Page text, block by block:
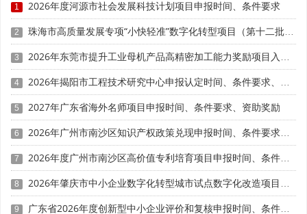
地市对引进的高层次人才配套提供人才住房、个税补贴、子
女教育等福利。单项冠军企业职称评审拥有自主评审权或绿
色通道，可简化工程师、高级工程师申报流程，稳定核心技
术人才队伍。
三、配套基础扶持与申报要点
除上述核心政策外，入库单项冠军同步纳入省级企业直
通车服务清单，优先推荐申报国家重大科技专项、产业链配
套项目、制造业数字化转型资金。各地市对国家级单项冠军
给予一次性奖励，标准因地而异：东莞市最高300万元，深
圳市最高200万元，茂名市50万元，广州南沙区对单项冠军
1 2026年度河源市社会发展科技计划项目申报时间、条件要求
2 珠海市高质量发展专项“小快轻准”数字化转型项目（第十二批）入库储备申报时间、条件要求、补助奖励
3 2026年东莞市提升工业母机产品高精密加工能力奖励项目入库申报时间、条件要求、资助标准
4 2026年揭阳市工程技术研究中心申报认定时间、条件要求、扶持奖励
5 2027年广东省海外名师项目申报时间、条件要求、资助奖励
6 2026年广州市南沙区知识产权政策兑现申报时间、条件要求、补助奖励
7 2026年度广州市南沙区高价值专利培育项目申报时间、条件要求、资助奖励
8 2026年肇庆市中小企业数字化转型城市试点数字化改造项目动态申报时间、条件要求、补助奖励
9 广东省2026年度创新型中小企业评价和复核申报时间、条件要求、扶持奖励